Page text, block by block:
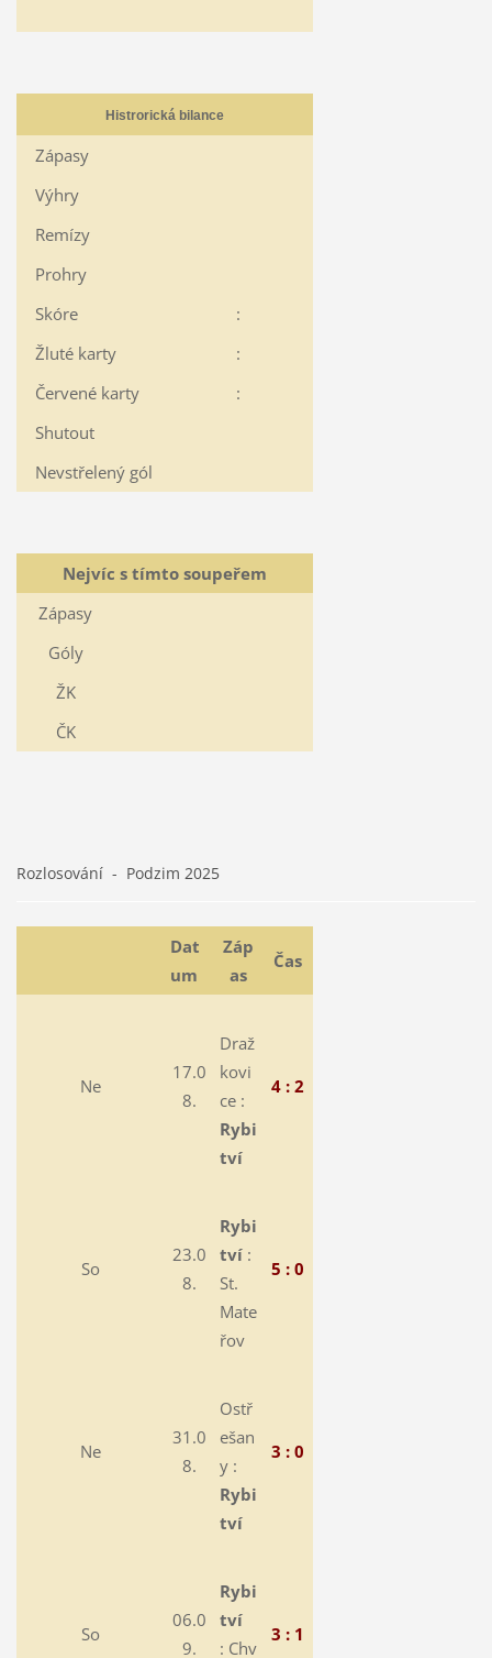
Histrorická bilance
Zápasy
Výhry
Remízy
Prohry
Skóre
:
Žluté karty
:
Červené karty
:
Shutout
Nevstřelený gól
Nejvíc s tímto soupeřem
Zápasy
Góly
ŽK
ČK
Rozlosování - Podzim 2025
Dat
um
Záp
as
Čas
Ne
17.0
8.
Draž
kovi
ce :
Rybi
tví
4 : 2
So
23.0
8.
Rybi
tví:
St.
Mate
řov
5 : 0
Ne
31.0
8.
Ostř
ešan
y :
Rybi
tví
3 : 0
So
06.0
9.
Rybi
tví
: Chv
3 : 1